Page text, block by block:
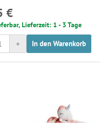
€
Lieferzeit: 1 - 3 Tage
+ In den Warenkorb